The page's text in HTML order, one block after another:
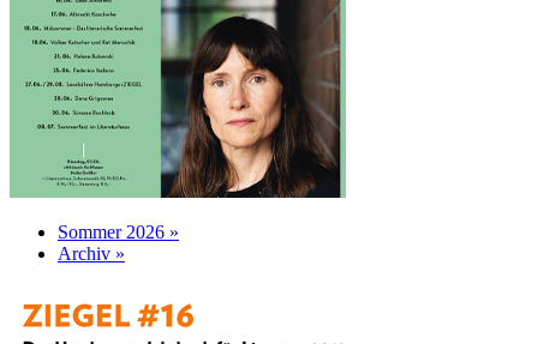
Sommer 2026 »
Archiv »